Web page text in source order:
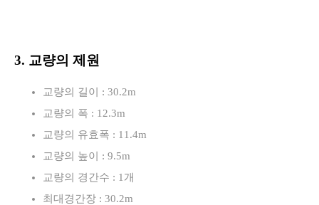
3. 교량의 제원
교량의 길이 : 30.2m
교량의 폭 : 12.3m
교량의 유효폭 : 11.4m
교량의 높이 : 9.5m
교량의 경간수 : 1개
최대경간장 : 30.2m